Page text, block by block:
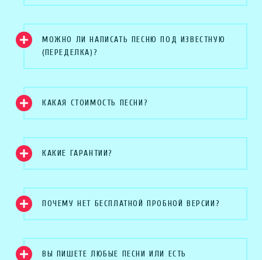
МОЖНО ЛИ НАПИСАТЬ ПЕСНЮ ПОД ИЗВЕСТНУЮ
(ПЕРЕДЕЛКА)?
КАКАЯ СТОИМОСТЬ ПЕСНИ?
КАКИЕ ГАРАНТИИ?
ПОЧЕМУ НЕТ БЕСПЛАТНОЙ ПРОБНОЙ ВЕРСИИ?
ВЫ ПИШЕТЕ ЛЮБЫЕ ПЕСНИ ИЛИ ЕСТЬ